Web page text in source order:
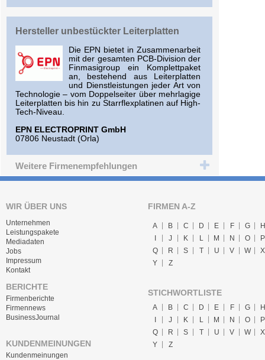
Hersteller unbestückter Leiterplatten
Die EPN bietet in Zusammenarbeit
mit der gesamten PCB-Division der
Finmasigroup ein Komplettpaket
an, bestehend aus Leiterplatten
und Dienstleistungen jeder Art von
Technologie – vom Doppelseiter über mehrlagige
Leiterplatten bis hin zu Starrflexplatinen auf High-
Tech-Niveau.
EPN ELECTROPRINT GmbH
07806 Neustadt (Orla)
Weitere Firmenempfehlungen
WIR ÜBER UNS
Unternehmen
Leistungspakete
Mediadaten
Jobs
Impressum
Kontakt
BERICHTE
Firmenberichte
Firmennews
BusinessJournal
KUNDENMEINUNGEN
Kundenmeinungen
FIRMEN A-Z
A B C D E F G
H
I
J K L M N O
P
Q
R S T U V W
X
Y
Z
STICHWORTLISTE
A B C D E F G
H
J K L M N O
P
Q
R S T U V W
X
Y
Z